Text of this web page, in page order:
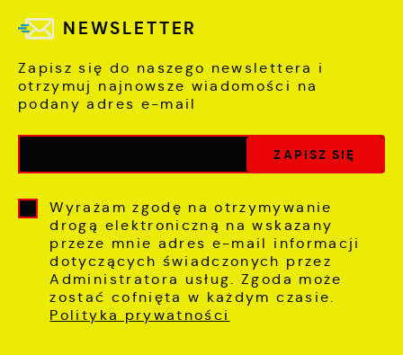
NEWSLETTER
Zapisz się do naszego newslettera i
otrzymuj najnowsze wiadomości na
podany adres e-mail
Wyrażam zgodę na otrzymywanie
drogą elektroniczną na wskazany
przeze mnie adres e-mail informacji
dotyczących świadczonych przez
Administratora usług. Zgoda może
zostać cofnięta w każdym czasie.
Polityka prywatności